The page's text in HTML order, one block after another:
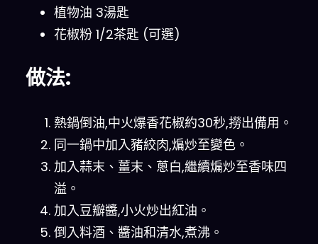
植物油 3湯匙
花椒粉 1/2茶匙 (可選)
做法:
熱鍋倒油,中火爆香花椒約30秒,撈出備用。
同一鍋中加入豬絞肉,煸炒至變色。
加入蒜末、薑末、蔥白,繼續煸炒至香味四
溢。
加入豆瓣醬,小火炒出紅油。
倒入料酒、醬油和清水,煮沸。